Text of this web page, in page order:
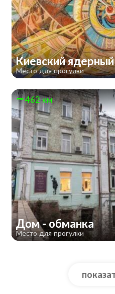
Киевский
Место для прогулки
462 км
Дом - обманка
Место для прогулки